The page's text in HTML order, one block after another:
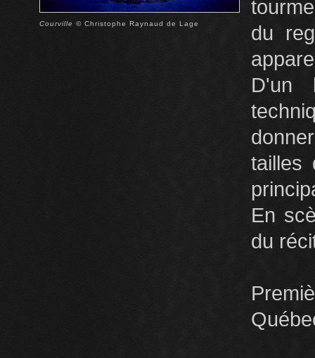
Courville © Christophe Raynaud de Lage
du
D'un
tailles
En
du